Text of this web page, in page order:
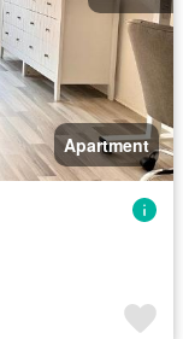
Apartment